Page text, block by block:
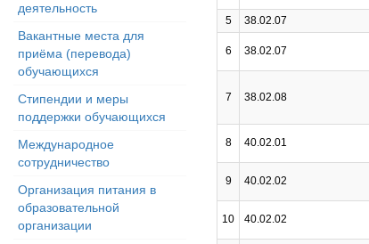
деятельность
Вакантные места для
приёма (перевода)
обучающихся
Стипендии и меры
поддержки обучающихся
Международное
сотрудничество
Организация питания в
образовательной
организации
5
38.02.07
6 38.02.07
7 38.02.08
8 40.02.01
9 40.02.02
10 40.02.02